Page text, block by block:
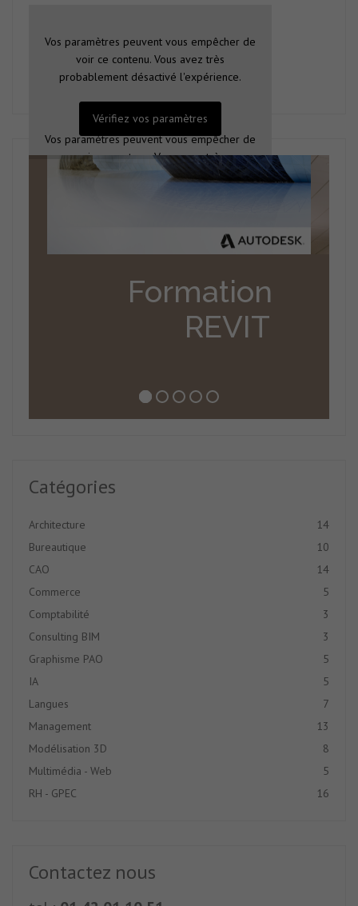
Vos paramètres peuvent vous empêcher de
voir ce contenu. Vous avez très
probablement désactivé l'expérience.
Vérifiez vos paramètres
Vos paramètres peuvent vous empêcher de
voir ce contenu. Vous avez très
probablement désactivé l'expérience.
Formation
REVIT
Catégories
Architecture
14
Bureautique
10
CAO
14
Commerce
5
Comptabilité
3
Consulting BIM
3
Graphisme PAO
5
IA
5
Langues
7
Management
13
Modélisation 3D
8
Multimédia - Web
5
RH - GPEC
16
Contactez nous